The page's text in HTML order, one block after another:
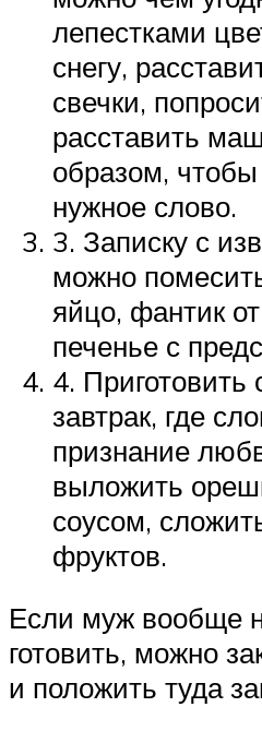
лепестками
снегу,
свечки,
расставить
образом,
нужное слово.
3. Записку с
можно
яйцо, фантик
печенье с
4.
завтрак, где
признание
выложить
соусом,
фруктов.
Если муж вообще
готовить, можно
и положить туда